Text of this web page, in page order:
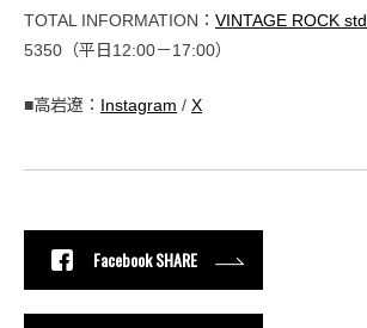
TOTAL INFORMATION： VINTAGE ROCK std.
5350（平日12:00－17:00）
■高岩遼： Instagram / X
Facebook SHARE